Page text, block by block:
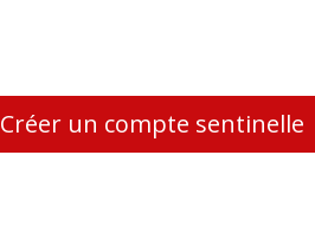
Créer un compte sentinelle